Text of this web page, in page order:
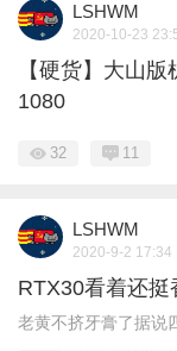
LSHWM
2020-10-23
【硬货】大山
1080
32 11
LSHWM
2020-9-2 17:34
RTX30看着还挺
老黄不挤牙膏了据说